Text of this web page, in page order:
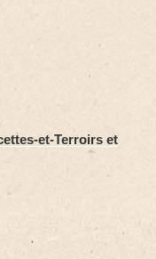
et-Terroirs et